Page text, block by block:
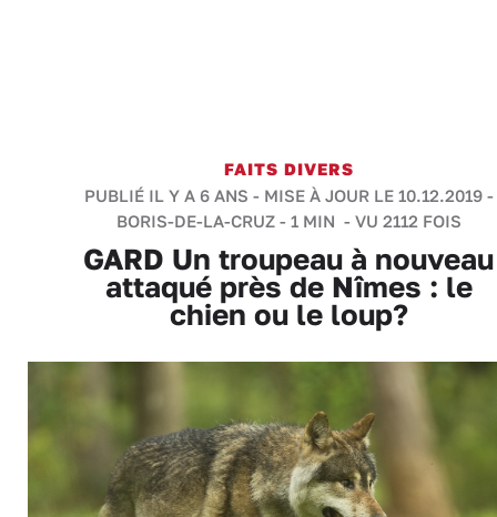
FAITS DIVERS
PUBLIÉ IL Y A 6 ANS - MISE À JOUR LE 10.12.2019 -
BORIS-DE-LA-CRUZ- 1 MIN - VU 2112 FOIS
GARD Un troupeau à nouveau
attaqué près de Nîmes : le
chien ou le loup?